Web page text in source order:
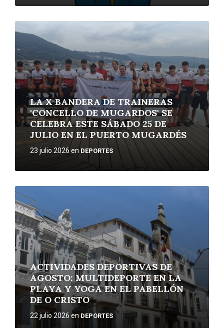
LA X BANDERA DE TRAINERAS
'CONCELLO DE MUGARDOS' SE
CELEBRA ESTE SÁBADO 25 DE
JULIO EN EL PUERTO MUGARDÉS
23 julio 2026 enDEPORTES
More
ACTIVIDADES DEPORTIVAS DE
AGOSTO: MULTIDEPORTE EN LA
PLAYA Y YOGA EN EL PABELLÓN
DE O CRISTO
22 julio 2026 en DEPORTES
More